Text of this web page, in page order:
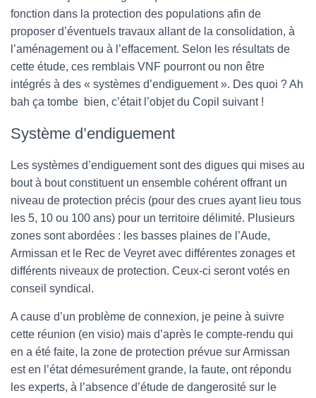
fonction dans la protection des populations afin de
proposer d’éventuels travaux allant de la consolidation, à
l’aménagement ou à l’effacement. Selon les résultats de
cette étude, ces remblais VNF pourront ou non être
intégrés à des « systèmes d’endiguement ». Des quoi ? Ah
bah ça tombe bien, c’était l’objet du Copil suivant !
Système d’endiguement
Les systèmes d’endiguement sont des digues qui mises au
bout à bout constituent un ensemble cohérent offrant un
niveau de protection précis (pour des crues ayant lieu tous
les 5, 10 ou 100 ans) pour un territoire délimité. Plusieurs
zones sont abordées : les basses plaines de l’Aude,
Armissan et le Rec de Veyret avec différentes zonages et
différents niveaux de protection. Ceux-ci seront votés en
conseil syndical.
A cause d’un problème de connexion, je peine à suivre
cette réunion (en visio) mais d’après le compte-rendu qui
en a été faite, la zone de protection prévue sur Armissan
est en l’état démesurément grande, la faute, ont répondu
les experts, à l’absence d’étude de dangerosité sur le